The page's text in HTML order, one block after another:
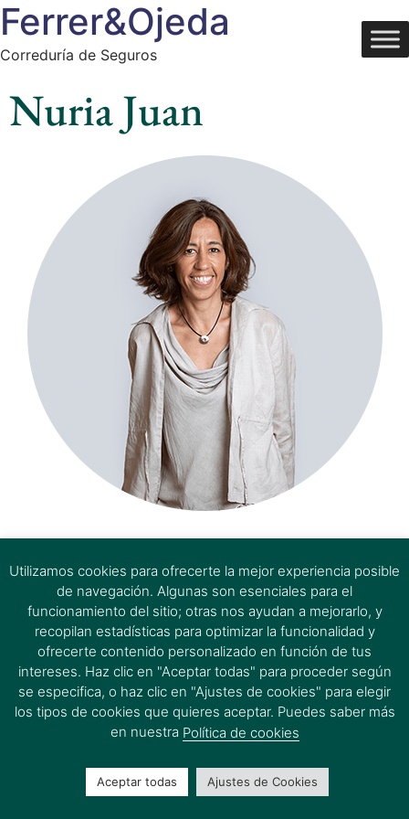
Ferrer&Ojeda
Correduría de Seguros
Nuria Juan
estem aquí
Utilizamos cookies para ofrecerte la mejor experiencia posible
de navegación. Algunas son esenciales para el
funcionamiento del sitio; otras nos ayudan a mejorarlo, y
recopilan estadísticas para optimizar la funcionalidad y
ofrecerte contenido personalizado en función de tus
intereses. Haz clic en "Aceptar todas" para proceder según
se especifica, o haz clic en "Ajustes de cookies" para elegir
los tipos de cookies que quieres aceptar. Puedes saber más
en nuestra Política de cookies
Aceptar todas Ajustes de Cookies